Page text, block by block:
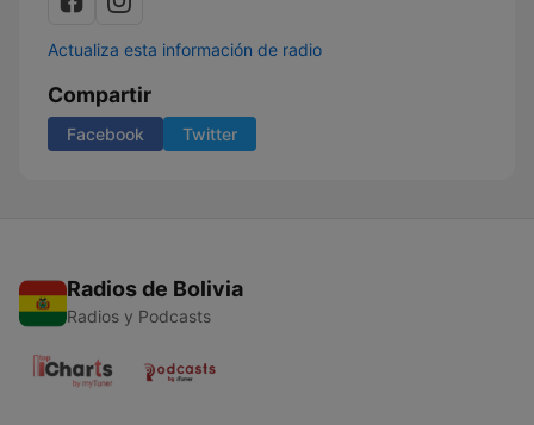
Actualiza esta información de radio
Compartir
Facebook Twitter
Radios de Bolivia
Radios y Podcasts